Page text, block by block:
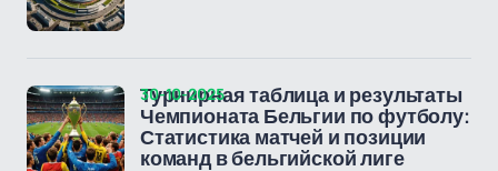
Турнирная таблица и результаты
Чемпионата Бельгии по футболу:
Статистика матчей и позиции
команд в бельгийской лиге
30-10-2025